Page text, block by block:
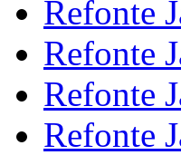
Refonte
Refonte
Refonte
Refonte